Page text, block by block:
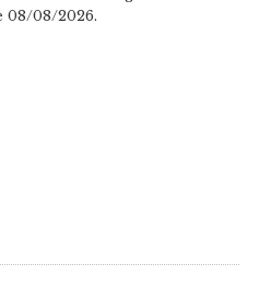
08/08/2026.